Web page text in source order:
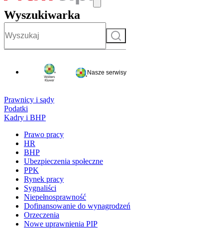
Wyszukiwarka
Szukaj
Nasze serwisy
Prawnicy i sądy
Podatki
Kadry i BHP
Prawo pracy
HR
BHP
Ubezpieczenia społeczne
PPK
Rynek pracy
Sygnaliści
Niepełnosprawność
Dofinansowanie do wynagrodzeń
Orzeczenia
Nowe uprawnienia PIP